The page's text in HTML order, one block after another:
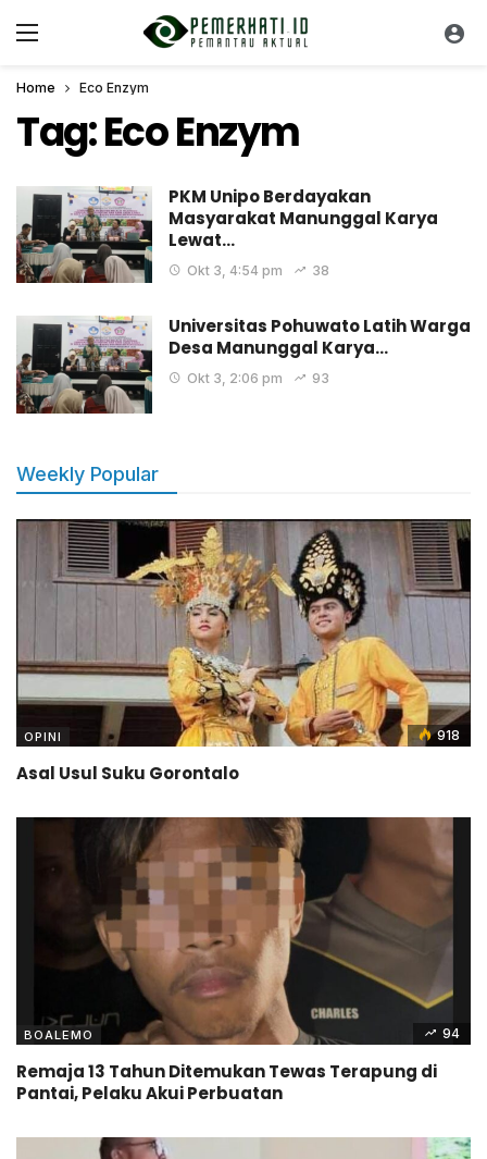
Home Eco Enzym
Tag:Eco Enzym
PKM Unipo Berdayakan
Masyarakat Manunggal Karya
Lewat…
Okt 3, 4:54 pm 38
Universitas Pohuwato Latih Warga
Desa Manunggal Karya…
Okt 3, 2:06 pm 93
Weekly Popular
OPINI 918
Asal Usul Suku Gorontalo
BOALEMO 94
Remaja 13 Tahun Ditemukan Tewas Terapung di
Pantai, Pelaku Akui Perbuatan